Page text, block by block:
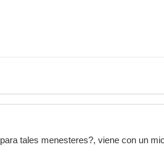
tales menesteres?, viene con un